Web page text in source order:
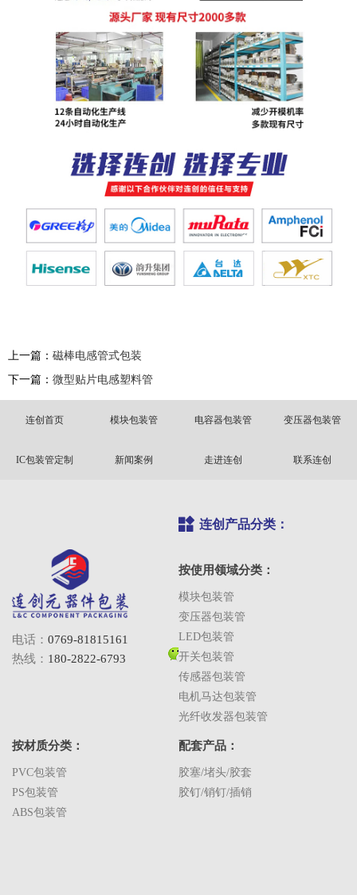
上一篇： 磁棒电感管式包装
下一篇： 微型贴片电感塑料管
连创首页 模块包装管 电容器包装管 变压器包装管
IC包装管定制 新闻案例 走进连创 联系连创
电话： 0769-81815161
热线： 180-2822-6793
连创产品分类：
按使用领域分类：
模块包装管
变压器包装管
LED包装管
开关包装管
传感器包装管
电机马达包装管
光纤收发器包装管
按材质分类：
PVC包装管
PS包装管
ABS包装管
配套产品：
胶塞/堵头/胶套
胶钉/销钉/插销